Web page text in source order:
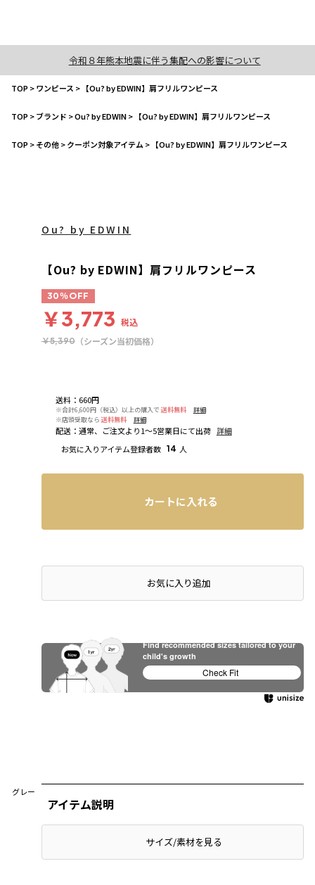
令和８年熊本地震に伴う集配への影響について
TOP>ワンピース > 【Ou? by EDWIN】肩フリルワンピース
TOP>ブランド >Ou? by EDWIN> 【Ou? by EDWIN】肩フリルワンピース
TOP>その他>クーポン対象アイテム > 【Ou? by EDWIN】肩フリルワンピース
グレー
送料： 660円
※合計6,600円（税込）以上の購入で 送料無料
詳細
※店頭受取なら 送料無料 詳細
配送： 通常、ご注文より1～5営業日にて出荷 詳細
お気に入りアイテム登録者数 14 人
Ou? by EDWIN
【Ou? by EDWIN】肩フリルワンピース
30％OFF
￥3,773 税込
￥5,390（シーズン当初価格）
カートに入れる
店頭在庫を確認するお気に入り追加
アイテム説明
サイズ/素材を見る
Find recommended sizes tailored to your
child's growth
Check Fit